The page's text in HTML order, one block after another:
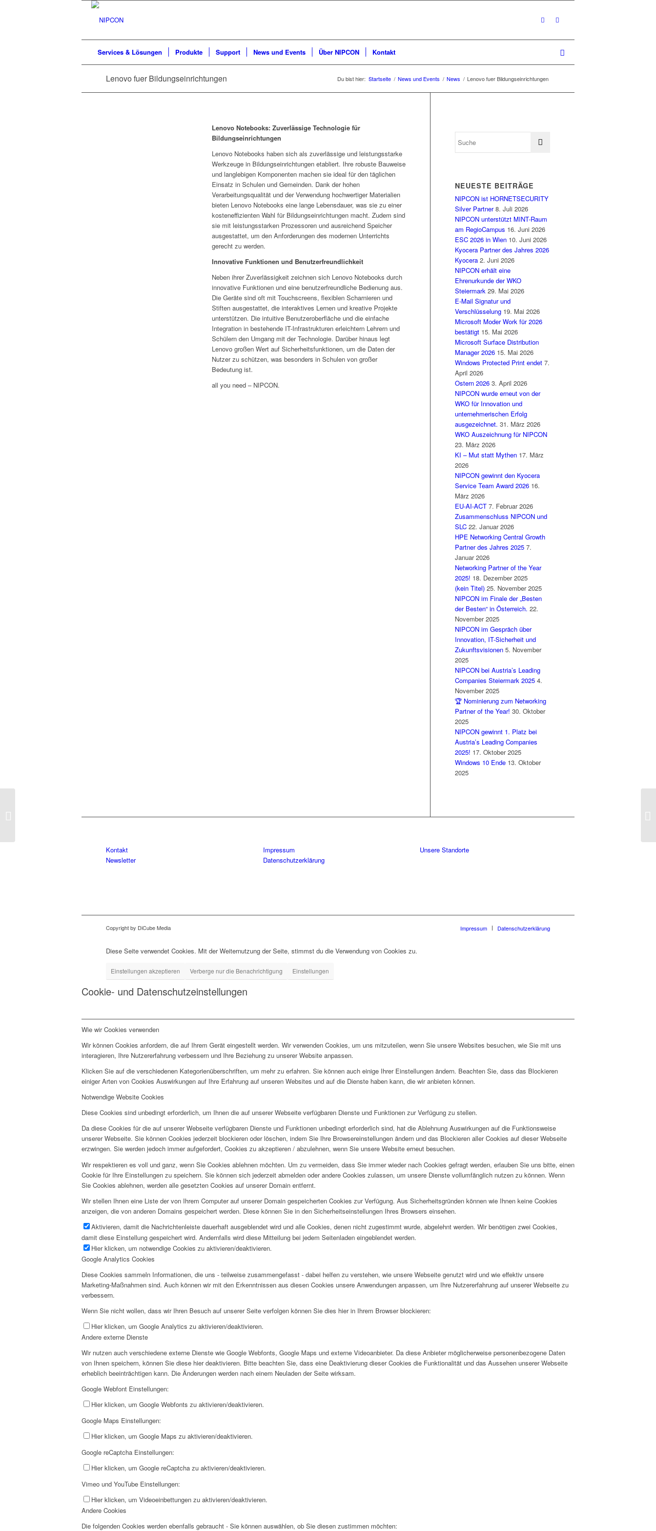
Services & Lösungen Produkte Support News und Events Über NIPCON Kontakt
Lenovo fuer Bildungseinrichtungen Du bist hier: Startseite / News und Events / News / Lenovo fuer Bildungseinrichtungen
Lenovo Notebooks: Zuverlässige Technologie für
Bildungseinrichtungen
Lenovo Notebooks haben sich als zuverlässige und leistungsstarke
Werkzeuge in Bildungseinrichtungen etabliert. Ihre robuste Bauweise
und langlebigen Komponenten machen sie ideal für den täglichen
Einsatz in Schulen und Gemeinden. Dank der hohen
Verarbeitungsqualität und der Verwendung hochwertiger Materialien
bieten Lenovo Notebooks eine lange Lebensdauer, was sie zu einer
kosteneffizienten Wahl für Bildungseinrichtungen macht. Zudem sind
sie mit leistungsstarken Prozessoren und ausreichend Speicher
ausgestattet, um den Anforderungen des modernen Unterrichts
gerecht zu werden.
Innovative Funktionen und Benutzerfreundlichkeit
Neben ihrer Zuverlässigkeit zeichnen sich Lenovo Notebooks durch
innovative Funktionen und eine benutzerfreundliche Bedienung aus.
Die Geräte sind oft mit Touchscreens, flexiblen Scharnieren und
Stiften ausgestattet, die interaktives Lernen und kreative Projekte
unterstützen. Die intuitive Benutzeroberfläche und die einfache
Integration in bestehende IT-Infrastrukturen erleichtern Lehrern und
Schülern den Umgang mit der Technologie. Darüber hinaus legt
Lenovo großen Wert auf Sicherheitsfunktionen, um die Daten der
Nutzer zu schützen, was besonders in Schulen von großer
Bedeutung ist.
all you need – NIPCON.
NEUESTE BEITRÄGE
NIPCON ist HORNETSECURITY
Silver Partner 8. Juli 2026
NIPCON unterstützt MINT-Raum
am RegioCampus 16. Juni 2026
ESC 2026 in Wien 10. Juni 2026
Kyocera Partner des Jahres 2026
Kyocera 2. Juni 2026
NIPCON erhält eine
Ehrenurkunde der WKO
Steiermark 29. Mai 2026
E-Mail Signatur und
Verschlüsselung 19. Mai 2026
Microsoft Moder Work für 2026
bestätigt 15. Mai 2026
Microsoft Surface Distribution
Manager 2026 15. Mai 2026
Windows Protected Print endet 7.
April 2026
Ostern 2026 3. April 2026
NIPCON wurde erneut von der
WKO für Innovation und
unternehmerischen Erfolg
ausgezeichnet. 31. März 2026
WKO Auszeichnung für NIPCON
23. März 2026
KI – Mut statt Mythen 17. März
2026
NIPCON gewinnt den Kyocera
Service Team Award 2026 16.
März 2026
EU-AI-ACT 7. Februar 2026
Zusammenschluss NIPCON und
SLC 22. Januar 2026
HPE Networking Central Growth
Partner des Jahres 2025 7.
Januar 2026
Networking Partner of the Year
2025! 18. Dezember 2025
(kein Titel) 25. November 2025
NIPCON im Finale der „Besten
der Besten“ in Österreich. 22.
November 2025
NIPCON im Gespräch über
Innovation, IT-Sicherheit und
Zukunftsvisionen 5. November
2025
NIPCON bei Austria’s Leading
Companies Steiermark 2025 4.
November 2025
🏆 Nominierung zum Networking
Partner of the Year! 30. Oktober
2025
NIPCON gewinnt 1. Platz bei
Austria’s Leading Companies
2025! 17. Oktober 2025
Windows 10 Ende 13. Oktober
2025
Kontakt
Newsletter
Impressum
Datenschutzerklärung
Unsere Standorte
Copyright by DiCube Media Impressum Datenschutzerklärung
Diese Seite verwendet Cookies. Mit der Weiternutzung der Seite, stimmst du die Verwendung von Cookies zu.
Einstellungen akzeptieren Verberge nur die Benachrichtigung Einstellungen
Cookie- und Datenschutzeinstellungen
Wie wir Cookies verwenden
Wir können Cookies anfordern, die auf Ihrem Gerät eingestellt werden. Wir verwenden Cookies, um uns mitzuteilen, wenn Sie unsere Websites besuchen, wie Sie mit uns
interagieren, Ihre Nutzererfahrung verbessern und Ihre Beziehung zu unserer Website anpassen.
Klicken Sie auf die verschiedenen Kategorienüberschriften, um mehr zu erfahren. Sie können auch einige Ihrer Einstellungen ändern. Beachten Sie, dass das Blockieren
einiger Arten von Cookies Auswirkungen auf Ihre Erfahrung auf unseren Websites und auf die Dienste haben kann, die wir anbieten können.
Notwendige Website Cookies
Diese Cookies sind unbedingt erforderlich, um Ihnen die auf unserer Webseite verfügbaren Dienste und Funktionen zur Verfügung zu stellen.
Da diese Cookies für die auf unserer Webseite verfügbaren Dienste und Funktionen unbedingt erforderlich sind, hat die Ablehnung Auswirkungen auf die Funktionsweise
unserer Webseite. Sie können Cookies jederzeit blockieren oder löschen, indem Sie Ihre Browsereinstellungen ändern und das Blockieren aller Cookies auf dieser Webseite
erzwingen. Sie werden jedoch immer aufgefordert, Cookies zu akzeptieren / abzulehnen, wenn Sie unsere Website erneut besuchen.
Wir respektieren es voll und ganz, wenn Sie Cookies ablehnen möchten. Um zu vermeiden, dass Sie immer wieder nach Cookies gefragt werden, erlauben Sie uns bitte, einen
Cookie für Ihre Einstellungen zu speichern. Sie können sich jederzeit abmelden oder andere Cookies zulassen, um unsere Dienste vollumfänglich nutzen zu können. Wenn
Sie Cookies ablehnen, werden alle gesetzten Cookies auf unserer Domain entfernt.
Wir stellen Ihnen eine Liste der von Ihrem Computer auf unserer Domain gespeicherten Cookies zur Verfügung. Aus Sicherheitsgründen können wie Ihnen keine Cookies
anzeigen, die von anderen Domains gespeichert werden. Diese können Sie in den Sicherheitseinstellungen Ihres Browsers einsehen.
Aktivieren, damit die Nachrichtenleiste dauerhaft ausgeblendet wird und alle Cookies, denen nicht zugestimmt wurde, abgelehnt werden. Wir benötigen zwei Cookies,
damit diese Einstellung gespeichert wird. Andernfalls wird diese Mitteilung bei jedem Seitenladen eingeblendet werden.
Hier klicken, um notwendige Cookies zu aktivieren/deaktivieren.
Google Analytics Cookies
Diese Cookies sammeln Informationen, die uns - teilweise zusammengefasst - dabei helfen zu verstehen, wie unsere Webseite genutzt wird und wie effektiv unsere
Marketing-Maßnahmen sind. Auch können wir mit den Erkenntnissen aus diesen Cookies unsere Anwendungen anpassen, um Ihre Nutzererfahrung auf unserer Webseite zu
verbessern.
Wenn Sie nicht wollen, dass wir Ihren Besuch auf unserer Seite verfolgen können Sie dies hier in Ihrem Browser blockieren:
Hier klicken, um Google Analytics zu aktivieren/deaktivieren.
Andere externe Dienste
Wir nutzen auch verschiedene externe Dienste wie Google Webfonts, Google Maps und externe Videoanbieter. Da diese Anbieter möglicherweise personenbezogene Daten
von Ihnen speichern, können Sie diese hier deaktivieren. Bitte beachten Sie, dass eine Deaktivierung dieser Cookies die Funktionalität und das Aussehen unserer Webseite
erheblich beeinträchtigen kann. Die Änderungen werden nach einem Neuladen der Seite wirksam.
Google Webfont Einstellungen:
Hier klicken, um Google Webfonts zu aktivieren/deaktivieren.
Google Maps Einstellungen:
Hier klicken, um Google Maps zu aktivieren/deaktivieren.
Google reCaptcha Einstellungen:
Hier klicken, um Google reCaptcha zu aktivieren/deaktivieren.
Vimeo und YouTube Einstellungen:
Hier klicken, um Videoeinbettungen zu aktivieren/deaktivieren.
Andere Cookies
Die folgenden Cookies werden ebenfalls gebraucht - Sie können auswählen, ob Sie diesen zustimmen möchten: